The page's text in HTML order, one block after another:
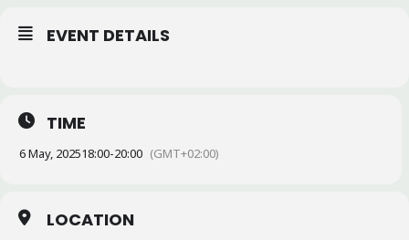
EVENT DETAILS
TIME
6 May, 202518:00-20:00 (GMT+02:00)
LOCATION